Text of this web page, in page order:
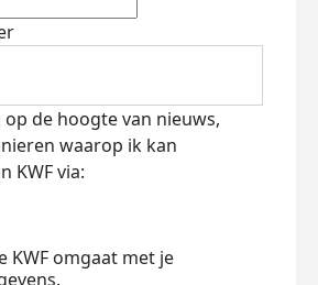
de hoogte van nieuws,
waarop ik kan
KWF via:
KWF omgaat met je